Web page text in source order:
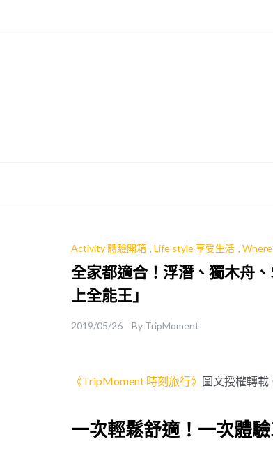
Activity 體驗開箱 , Life style 享受生活 ,
全家都適合！浮潛、獨木舟
上全能王」
2019/05/26 By TripMoment
《TripMoment 時刻旅行》 圖文授權轉載
一次輕鬆舒適！一次體